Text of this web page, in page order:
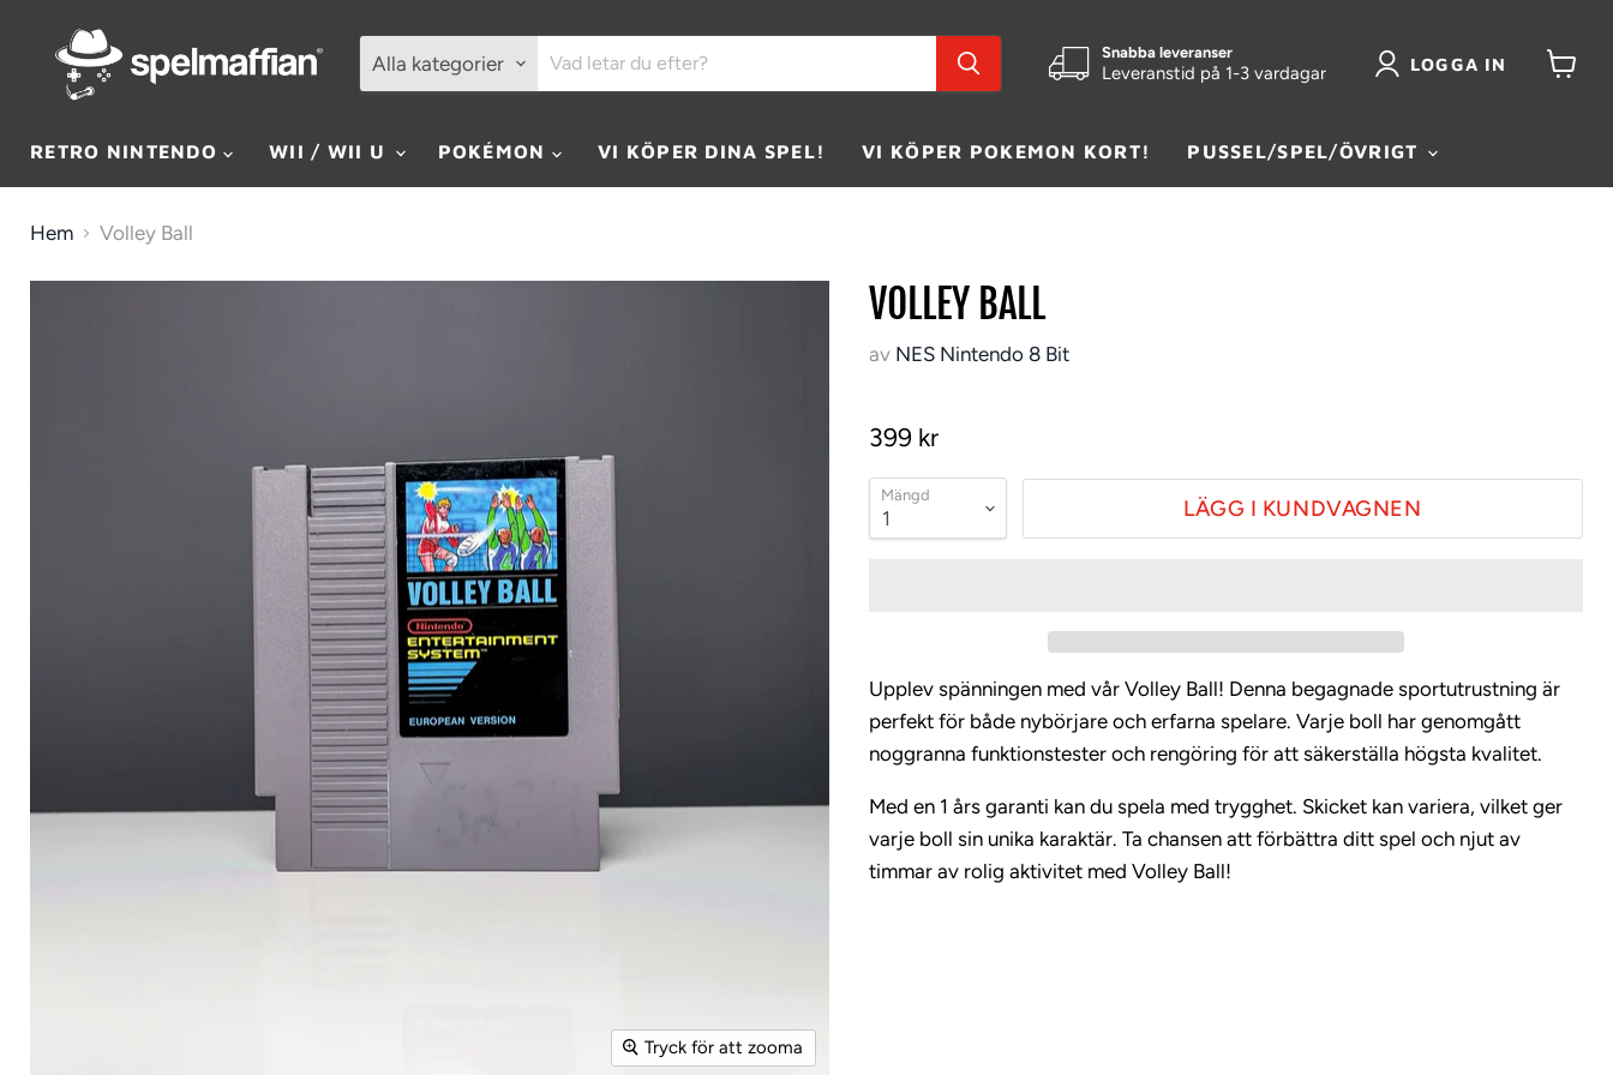
Alla kategorier Snabba leveranser
Leveranstid på 1-3 vardagar LOGGA IN
RETRO NINTENDO WII / WII U POKÉMON VI KÖPER DINA SPEL! VI KÖPER POKEMON KORT! PUSSEL/SPEL/ÖVRIGT
Hem Volley Ball
Tryck för att zooma
VOLLEY BALL
av NES Nintendo 8 Bit
399 kr
Mängd LÄGG I KUNDVAGNEN
Upplev spänningen med vår Volley Ball! Denna begagnade sportutrustning är
perfekt för både nybörjare och erfarna spelare. Varje boll har genomgått
noggranna funktionstester och rengöring för att säkerställa högsta kvalitet.
Med en 1 års garanti kan du spela med trygghet. Skicket kan variera, vilket ger
varje boll sin unika karaktär. Ta chansen att förbättra ditt spel och njut av
timmar av rolig aktivitet med Volley Ball!